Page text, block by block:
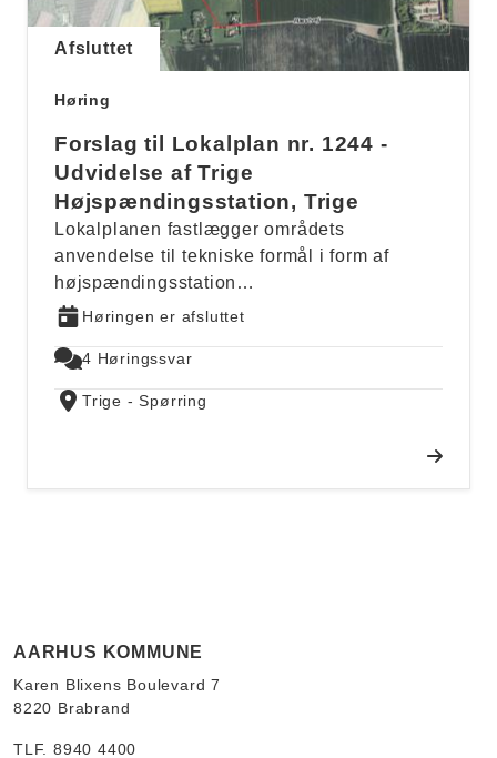
Afsluttet
Høring
Forslag til Lokalplan nr. 1244 -
Udvidelse af Trige
Højspændingsstation, Trige
Lokalplanen fastlægger områdets
anvendelse til tekniske formål i form af
højspændingsstation…
Høringen er afsluttet
4 Høringssvar
Trige - Spørring
AARHUS KOMMUNE
Karen Blixens Boulevard 7
8220 Brabrand
TLF. 8940 4400